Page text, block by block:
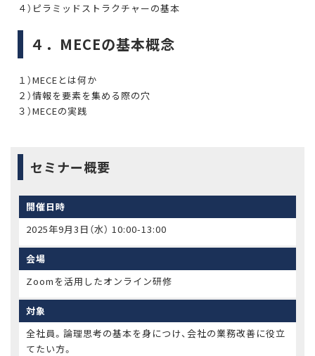
４）ピラミッドストラクチャーの基本
４．MECEの基本概念
１）MECEとは何か
２）情報を要素を集める際の穴
３）MECEの実践
セミナー概要
開催日時
2025年9月3日（水） 10:00-13:00
会場
Zoomを活用したオンライン研修
対象
全社員。論理思考の基本を身につけ、会社の業務改善に役立
てたい方。